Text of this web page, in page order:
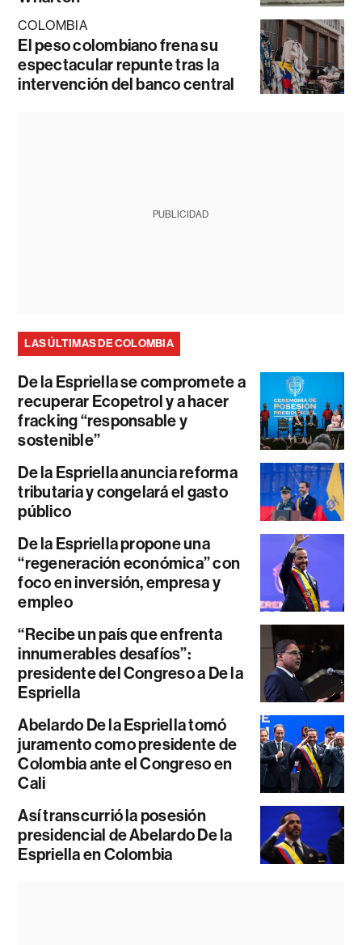
COLOMBIA
El peso colombiano frena su
espectacular repunte tras la
intervención del banco central
PUBLICIDAD
LAS ÚLTIMAS DE COLOMBIA
De la Espriella se compromete a
recuperar Ecopetrol y a hacer
fracking “responsable y
sostenible”
De la Espriella anuncia reforma
tributaria y congelará el gasto
público
De la Espriella propone una
“regeneración económica” con
foco en inversión, empresa y
empleo
“Recibe un país que enfrenta
innumerables desafíos”:
presidente del Congreso a De la
Espriella
Abelardo De la Espriella tomó
juramento como presidente de
Colombia ante el Congreso en
Cali
Así transcurrió la posesión
presidencial de Abelardo De la
Espriella en Colombia